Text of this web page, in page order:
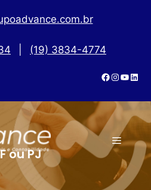
(19) 3834-4774
ou PJ